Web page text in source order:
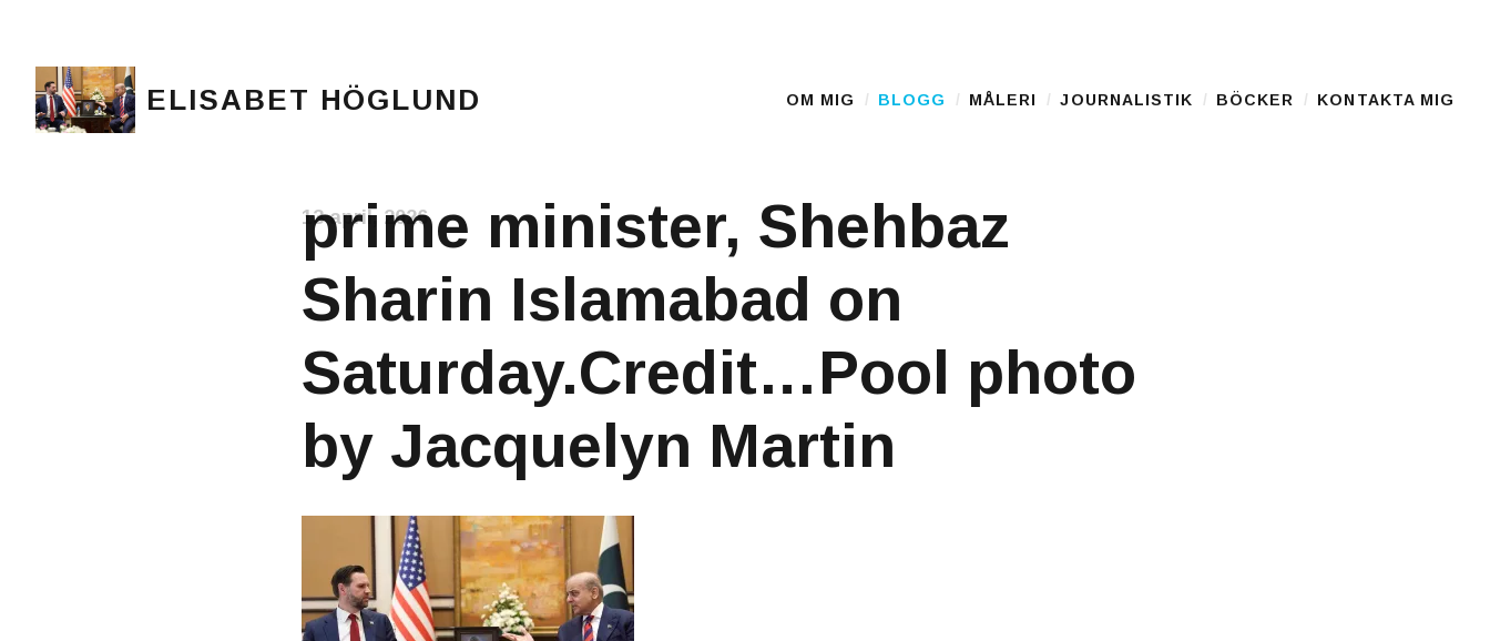
ELISABET HÖGLUND Main Menu
OM MIG BLOGG MÅLERI JOURNALISTIK BÖCKER KONTAKTA MIG
prime minister, Shehbaz
Sharin Islamabad on
Saturday.Credit…Pool photo
by Jacquelyn Martin
13 april, 2026